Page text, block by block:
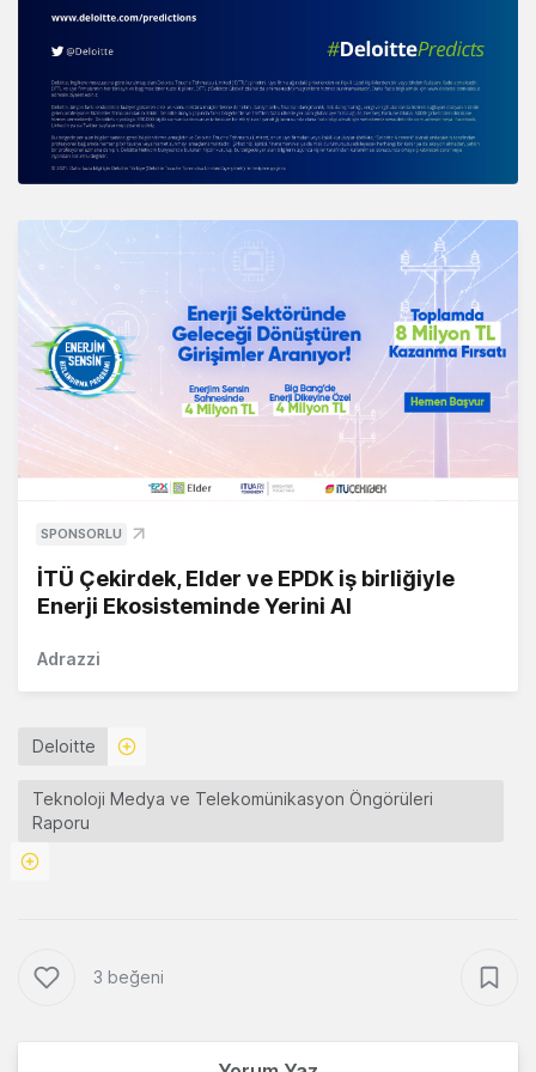
SPONSORLU
İTÜ Çekirdek, Elder ve EPDK iş birliğiyle
Enerji Ekosisteminde Yerini Al
Adrazzi
Deloitte
Teknoloji Medya ve Telekomünikasyon Öngörüleri
Raporu
3 beğeni